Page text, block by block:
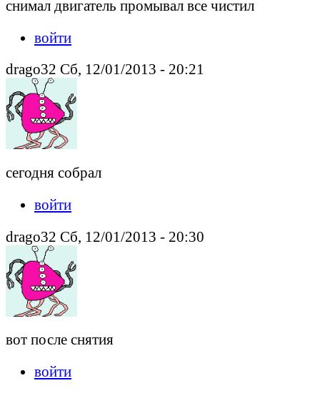
снимал двигатель промывал все чистил
войти
drago32 Сб, 12/01/2013 - 20:21
сегодня собрал
войти
drago32 Сб, 12/01/2013 - 20:30
вот после снятия
войти